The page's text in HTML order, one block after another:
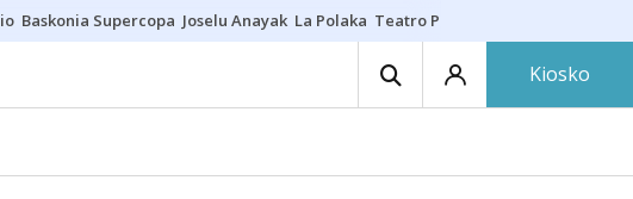
Baskonia Supercopa Joselu Anayak La Polaka Teatro Principal
Kiosko